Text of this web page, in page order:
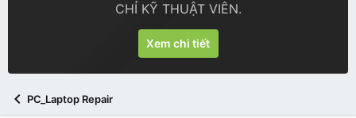
CHỈ KỸ THUẬT VIÊN.
Xem chi tiết
PC_Laptop Repair